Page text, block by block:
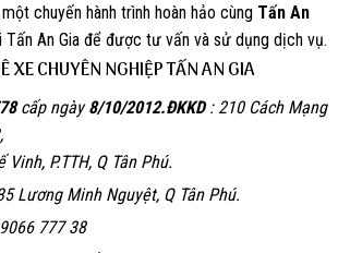
chuyến hành trình hoàn hảo cùng Tấn An
Tấn An Gia để được tư vấn và sử dụng dịch vụ.
XE CHUYÊN NGHIỆP TẤN AN GIA
cấp ngày8/10/2012.ĐKKD: 210 Cách Mạng
P.TTH, Q Tân Phú.
Lương Minh Nguyệt, Q Tân Phú.
777 38